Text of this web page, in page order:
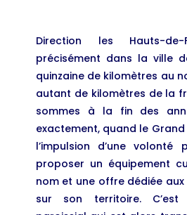
Direction les Hauts-
précisément dans la ville
quinzaine de kilomètres au
autant de kilomètres de la
sommes à la fin des
exactement, quand le Grand
l’impulsion d’une
proposer un équipement
nom et une offre dédiée
sur son territoire.